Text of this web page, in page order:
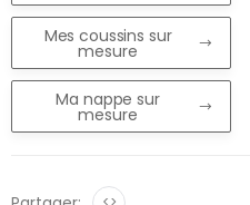
Mes coussins sur
mesure
Ma nappe sur
mesure